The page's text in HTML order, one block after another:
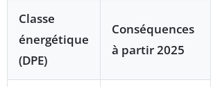
Classe
énergétique
(DPE)
Conséquences
à partir 2025